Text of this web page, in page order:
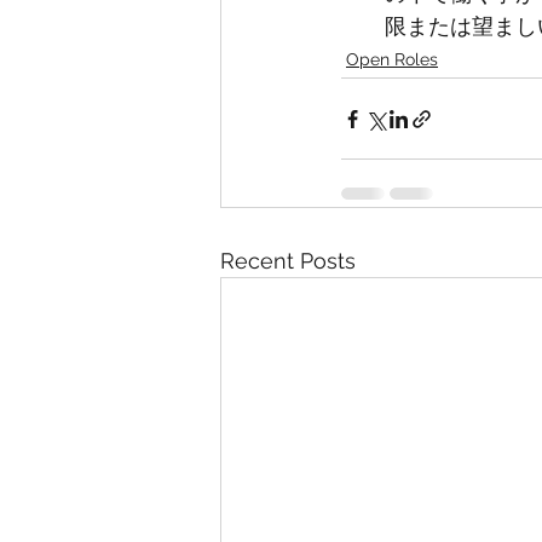
限または望ま
Open Roles
Recent Posts